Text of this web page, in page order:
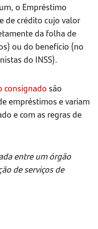
o Empréstimo
de crédito cujo valor
da folha de
ou do benefício (no
do INSS).
consignado são
empréstimos e variam
e com as regras de
entre um órgão
de serviços de